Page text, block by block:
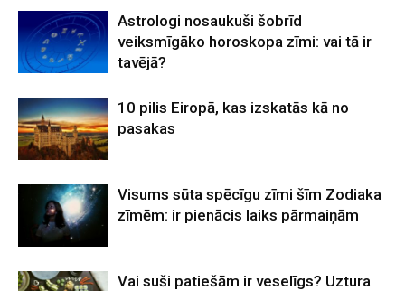
Astrologi nosaukuši šobrīd
veiksmīgāko horoskopa zīmi: vai tā ir
tavējā?
10 pilis Eiropā, kas izskatās kā no
pasakas
Visums sūta spēcīgu zīmi šīm Zodiaka
zīmēm: ir pienācis laiks pārmaiņām
Vai suši patiešām ir veselīgs? Uztura